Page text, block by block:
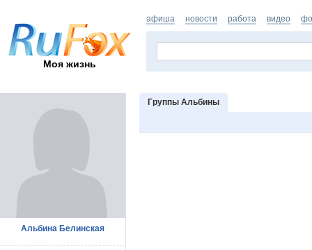
Моя жизнь
афиша новости работа видео
Группы Альбины
Альбина Белинская